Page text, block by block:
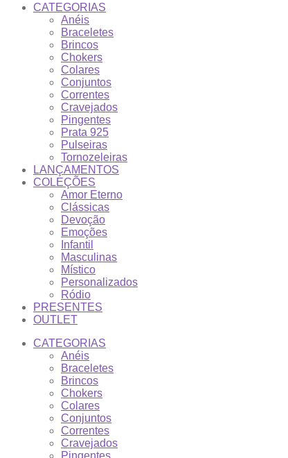
CATEGORIAS
Anéis
Braceletes
Brincos
Chokers
Colares
Conjuntos
Correntes
Cravejados
Pingentes
Prata 925
Pulseiras
Tornozeleiras
LANÇAMENTOS
COLEÇÕES
Amor Eterno
Clássicas
Devoção
Emoções
Infantil
Masculinas
Místico
Personalizados
Ródio
PRESENTES
OUTLET
CATEGORIAS
Anéis
Braceletes
Brincos
Chokers
Colares
Conjuntos
Correntes
Cravejados
Pingentes